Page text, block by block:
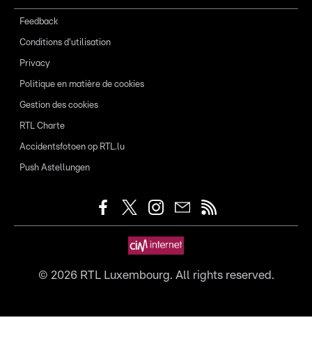
Feedback
Conditions d'utilisation
Privacy
Politique en matière de cookies
Gestion des cookies
RTL Charte
Accidentsfotoen op RTL.lu
Push Astellungen
© 2026RTL Luxembourg. All rights reserved.